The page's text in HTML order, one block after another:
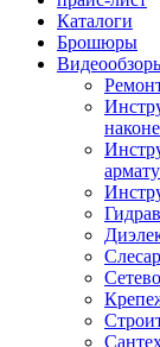
Каталоги
Брошюры